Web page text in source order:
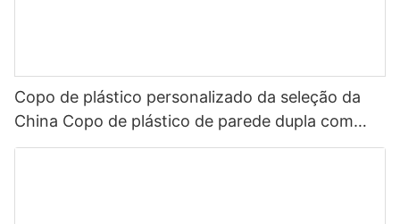
Copo de plástico personalizado da seleção da
China Copo de plástico de parede dupla com
inserção de palha Papel de inserção de filme de